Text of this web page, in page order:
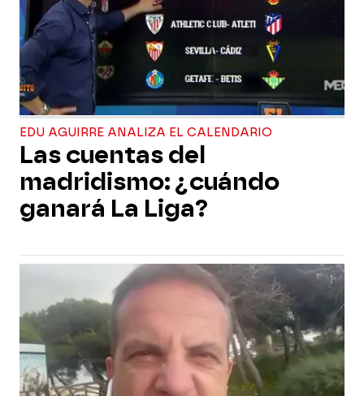
EDU AGUIRRE ANALIZA EL CALENDARIO
Las cuentas del
madridismo: ¿cuándo
ganará La Liga?